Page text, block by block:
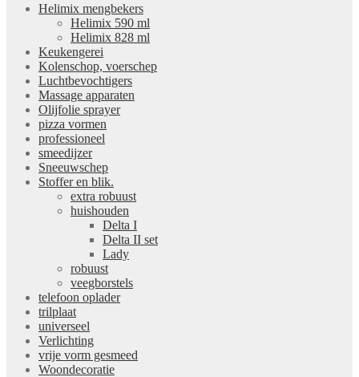
Helimix mengbekers
Helimix 590 ml
Helimix 828 ml
Keukengerei
Kolenschop, voerschep
Luchtbevochtigers
Massage apparaten
Olijfolie sprayer
pizza vormen
professioneel
smeedijzer
Sneeuwschep
Stoffer en blik.
extra robuust
huishouden
Delta I
Delta II set
Lady
robuust
veegborstels
telefoon oplader
trilplaat
universeel
Verlichting
vrije vorm gesmeed
Woondecoratie